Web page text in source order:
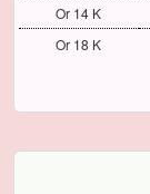
Or 14 K
Or 18 K